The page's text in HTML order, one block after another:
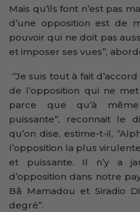
Mais qu’ils font n’est pas
d’une opposition est de
pouvoir qui ne doit pas
et imposer ses vues’’,
‘’Je suis tout à fait
de l’opposition qui ne
parce que qu’à
puissante’’, reconnait le
qu’on dise, estime-t-il,
l’opposition la plus
et puissante. Il n’y a
d’opposition dans notre
Bâ Mamadou et Siradio
degré’’.